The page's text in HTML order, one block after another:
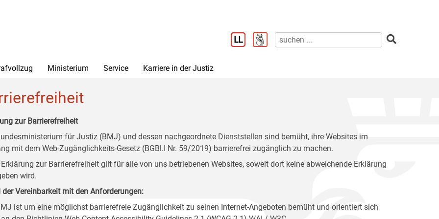
Ministerium Service Karriere in der Justiz
zur Barrierefreiheit
für Justiz (BMJ) und dessen nachgeordnete Dienststellen sind bemüht, ihre Websites im
mit dem Web-Zugänglichkeits-Gesetz (BGBl.I Nr. 59/2019) barrierefrei zugänglich zu machen.
Erklärung zur Barrierefreiheit gilt für alle von uns betriebenen Websites, soweit dort keine abweichende Erklärung
wird.
der Vereinbarkeit mit den Anforderungen:
ist um eine möglichst barrierefreie Zugänglichkeit zu seinen Internet-Angeboten bemüht und orientiert sich